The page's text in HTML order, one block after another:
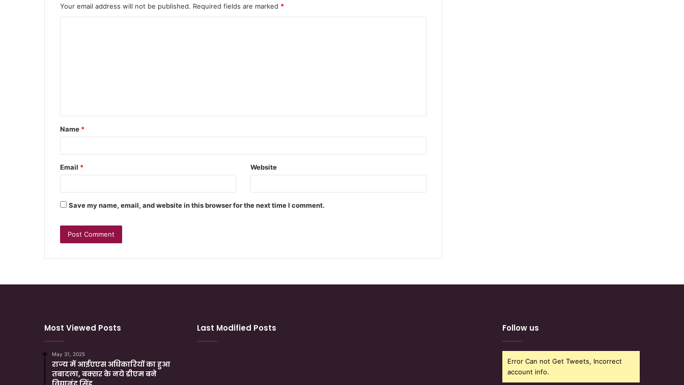
Your email address will not be published. Required fields are marked *
Name *
Email * Website
Save my name, email, and website in this browser for the next time I comment.
Most Viewed Posts
May 31, 2025
राज्य में आईएएस अधिकारियों का हुआ
तबादला, बक्सर के नये डीएम बने
Last Modified Posts Follow us
Error Can not Get Tweets, Incorrect
account info.